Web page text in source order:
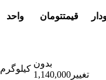
واحد قیمتتومان
کیلوگرم
بدون
تغییر1,140,000